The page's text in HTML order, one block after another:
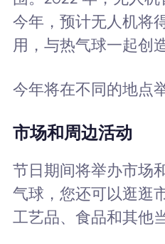
今年，预计无人机将
用，与热气球一起创
今年将在不同的地点
市场和周边活动
节日期间将举办市场
气球，您还可以逛逛
工艺品、食品和其他